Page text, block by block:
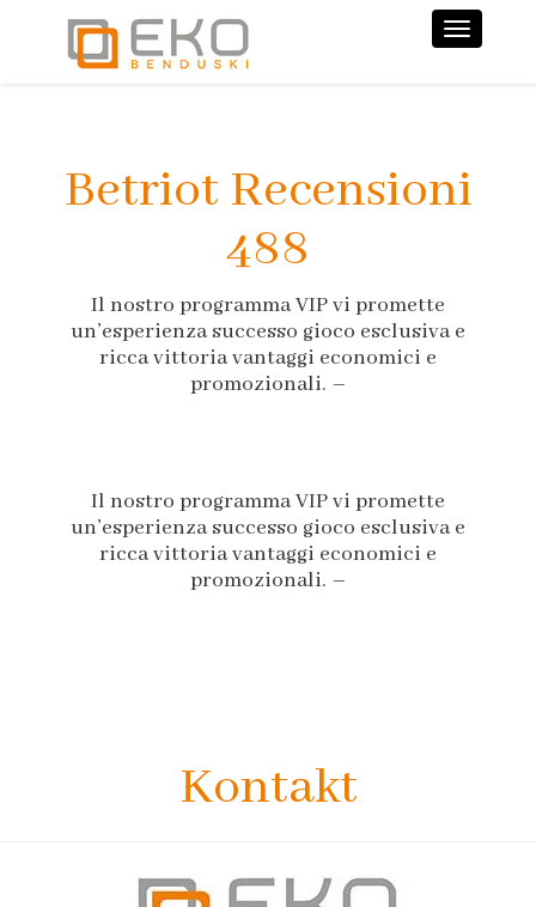
Betriot Recensioni
488
Il nostro programma VIP vi promette
un’esperienza successo gioco esclusiva e
ricca vittoria vantaggi economici e
promozionali. –
Il nostro programma VIP vi promette
un’esperienza successo gioco esclusiva e
ricca vittoria vantaggi economici e
promozionali. –
Kontakt